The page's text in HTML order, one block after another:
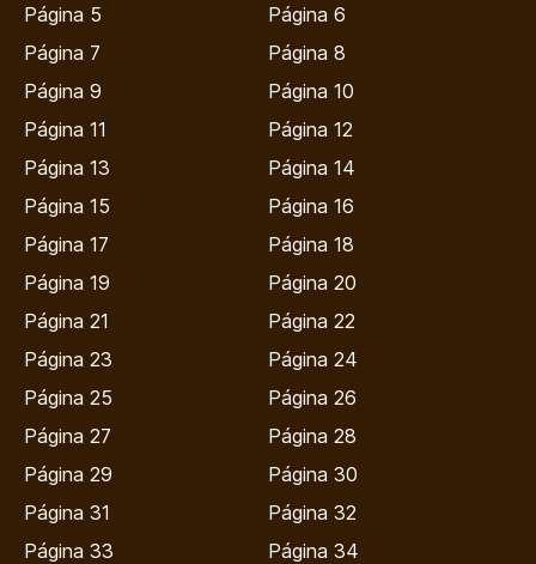
Página 5
Página 6
Página 7
Página 8
Página 9
Página 10
Página 11
Página 12
Página 13
Página 14
Página 15
Página 16
Página 17
Página 18
Página 19
Página 20
Página 21
Página 22
Página 23
Página 24
Página 25
Página 26
Página 27
Página 28
Página 29
Página 30
Página 31
Página 32
Página 33
Página 34